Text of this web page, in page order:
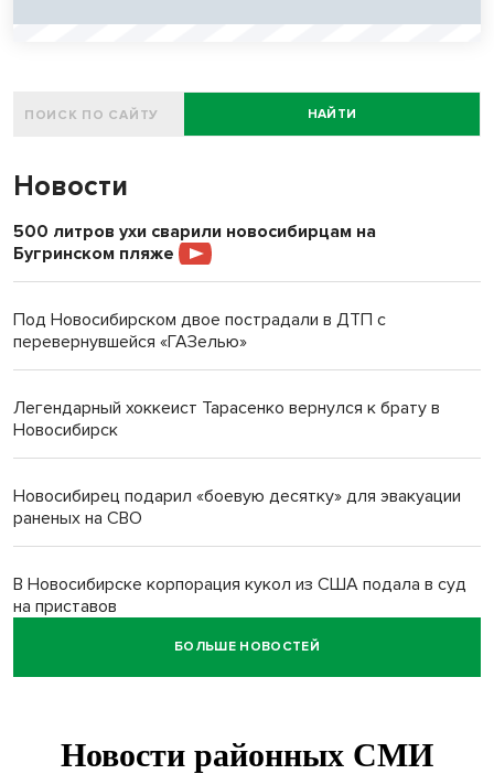
НАЙТИ
Новости
500 литров ухи сварили новосибирцам на
Бугринском пляже
Под Новосибирском двое пострадали в ДТП с
перевернувшейся «ГАЗелью»
Легендарный хоккеист Тарасенко вернулся к брату в
Новосибирск
Новосибирец подарил «боевую десятку» для эвакуации
раненых на СВО
В Новосибирске корпорация кукол из США подала в суд
на приставов
В Новосибирске минздрав объявил бесплатную
В Новосибирске врачи прооперировали 25 тысяч
БОЛЬШЕ НОВОСТЕЙ